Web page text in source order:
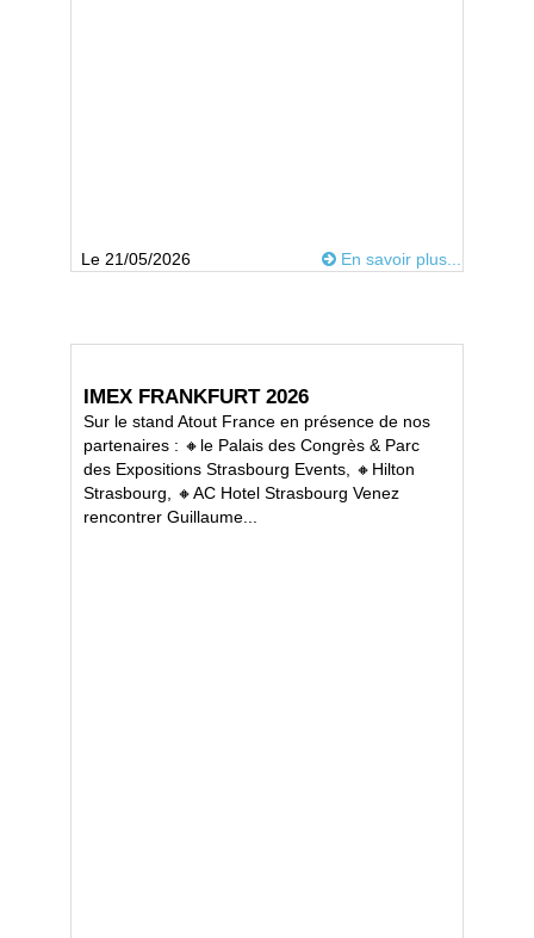
Le 21/05/2026 En savoir plus...
IMEX FRANKFURT 2026
Sur le stand Atout France en présence de nos
partenaires : 🔸le Palais des Congrès & Parc
des Expositions Strasbourg Events, 🔸Hilton
Strasbourg, 🔸AC Hotel Strasbourg Venez
rencontrer Guillaume...